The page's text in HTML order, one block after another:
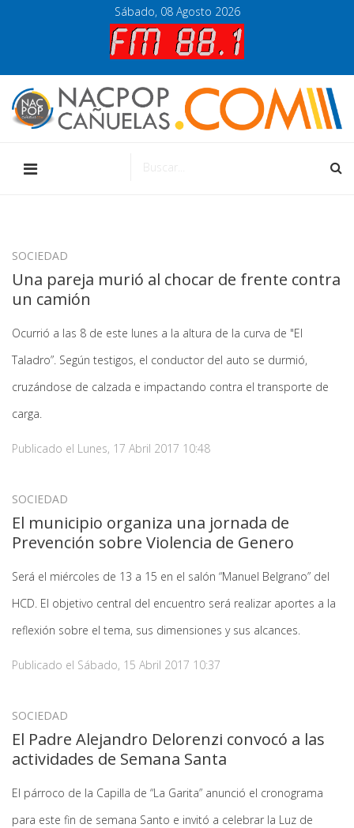
Sábado, 08 Agosto 2026
SOCIEDAD
Una pareja murió al chocar de frente contra
un camión
Ocurrió a las 8 de este lunes a la altura de la curva de "El
Taladro”. Según testigos, el conductor del auto se durmió,
cruzándose de calzada e impactando contra el transporte de
carga.
Publicado el Lunes, 17 Abril 2017 10:48
SOCIEDAD
El municipio organiza una jornada de
Prevención sobre Violencia de Genero
Será el miércoles de 13 a 15 en el salón “Manuel Belgrano” del
HCD. El objetivo central del encuentro será realizar aportes a la
reflexión sobre el tema, sus dimensiones y sus alcances.
Publicado el Sábado, 15 Abril 2017 10:37
SOCIEDAD
El Padre Alejandro Delorenzi convocó a las
actividades de Semana Santa
El párroco de la Capilla de “La Garita” anunció el cronograma
para este fin de semana Santo e invitó a celebrar la Luz de